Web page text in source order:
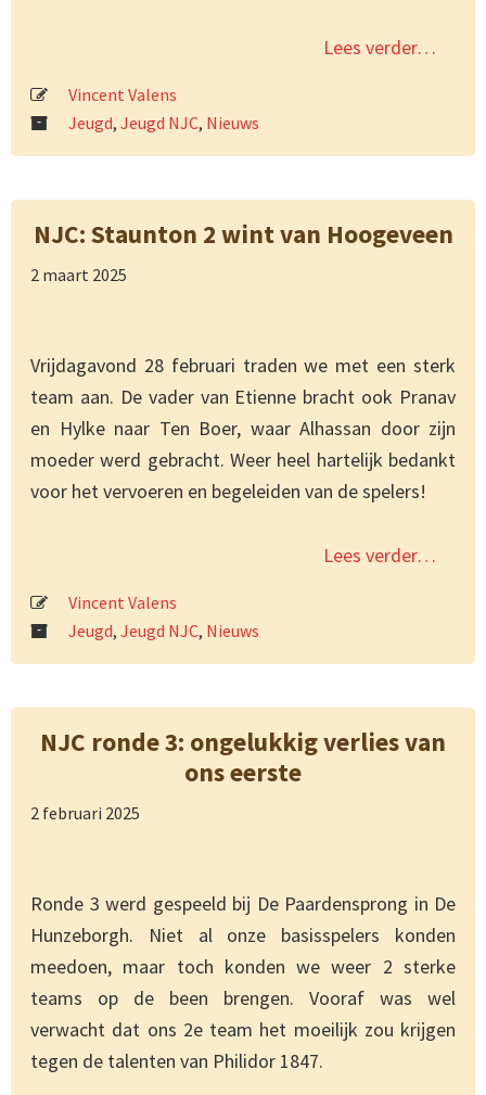
Lees verder…
Vincent Valens
Jeugd, Jeugd NJC, Nieuws
NJC: Staunton 2 wint van Hoogeveen
2 maart 2025
Vrijdagavond 28 februari traden we met een sterk
team aan. De vader van Etienne bracht ook Pranav
en Hylke naar Ten Boer, waar Alhassan door zijn
moeder werd gebracht. Weer heel hartelijk bedankt
voor het vervoeren en begeleiden van de spelers!
Lees verder…
Vincent Valens
Jeugd, Jeugd NJC, Nieuws
NJC ronde 3: ongelukkig verlies van
ons eerste
2 februari 2025
Ronde 3 werd gespeeld bij De Paardensprong in De
Hunzeborgh. Niet al onze basisspelers konden
meedoen, maar toch konden we weer 2 sterke
teams op de been brengen. Vooraf was wel
verwacht dat ons 2e team het moeilijk zou krijgen
tegen de talenten van Philidor 1847.